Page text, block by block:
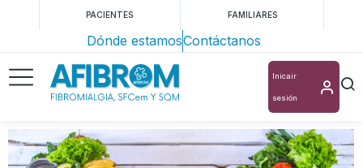
PACIENTES FAMILIARES
Dónde estamosContáctanos
Inicair
sesión